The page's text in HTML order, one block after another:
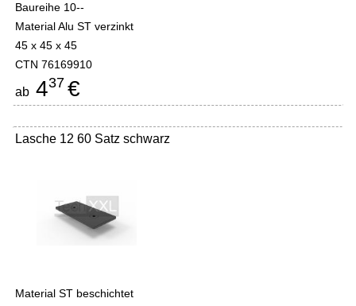
Baureihe 10--
Material Alu ST verzinkt
45 x 45 x 45
CTN 76169910
ab 437 €
Lasche 12 60 Satz schwarz
Material ST beschichtet